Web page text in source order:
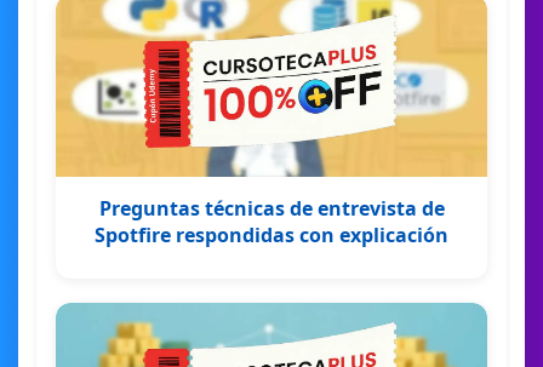
Preguntas técnicas de entrevista de
Spotfire respondidas con explicación